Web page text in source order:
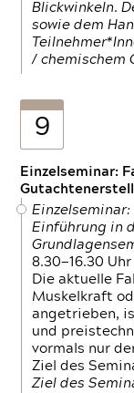
Blickwinkeln.
sowie dem
/ chemischem
9
Einzelseminar:
Einzelseminar:
Einführung in
8.30—16.30 Uhr
Die aktuelle
Muskelkraft
angetrieben,
und
vormals nur
Ziel des
Ziel des